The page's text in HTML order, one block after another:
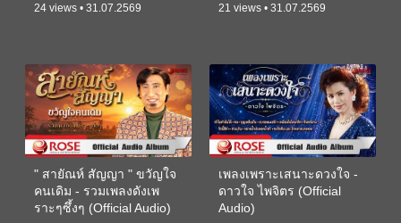
24 views • 31.07.2569 21 views • 31.07.2569
" สายัณห์ สัญญา " ขวัญใจ
คนเดิม - รวมเพลงดังเพ
ราะๆซึ้งๆ (Official Audio)
เพลงเพราะเสนาะดวงใจ -
ดาวใจ ไพจิตร (Official
Audio)